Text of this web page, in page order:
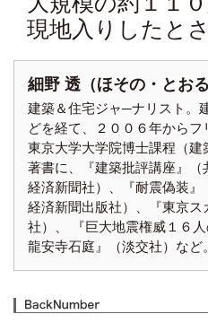
現地入りしたとさ
細野 透（ほその・とおる
建築＆住宅ジャ─ナリスト。
どを経て、２００６年からフ
東京大学大学院博士課程（
著書に、『建築批評講座』
経済新聞社）、『耐震偽装
経済新聞出版社）、『東京
社）、 『巨大地震権威１６
龍安寺石庭』（淡交社）など。